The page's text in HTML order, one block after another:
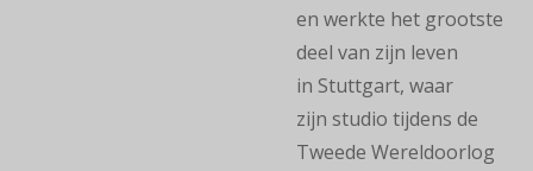
en werkte het grootste
deel van zijn leven
in Stuttgart, waar
zijn studio tijdens de
Tweede Wereldoorlog